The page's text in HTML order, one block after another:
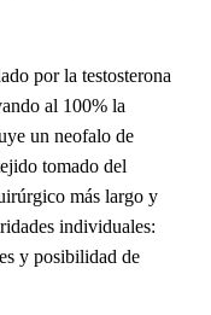
por la testosterona
al 100% la
un neofalo de
tomado del
más largo y
individuales:
y posibilidad de